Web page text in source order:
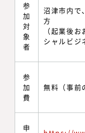
参
加
対
象
者
沼津市内で
方
（起業後
シャルビジ
参
加
費
無料（事前
申